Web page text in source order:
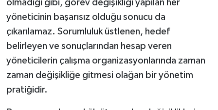
olmadığı gibi, görev değişikliği yapılan her
yöneticinin başarısız olduğu sonucu da
çıkarılamaz. Sorumluluk üstlenen, hedef
belirleyen ve sonuçlarından hesap veren
yöneticilerin çalışma organizasyonlarında zaman
zaman değişikliğe gitmesi olağan bir yönetim
pratiğidir.